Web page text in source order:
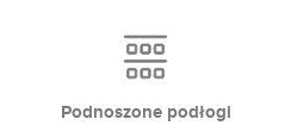
Podnoszone podłogi